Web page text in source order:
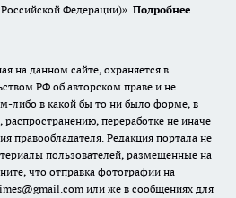
Федерации)». Подробнее
на данном сайте, охраняется в
РФ об авторском праве и не
либо в какой бы то ни было форме, в
переработке не иначе
правообладателя. Редакция портала не
пользователей, размещенные на
что отправка фотографии на
или же в сообщениях для